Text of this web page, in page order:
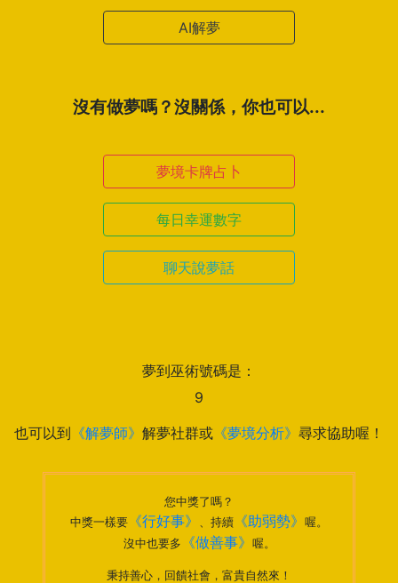
AI解夢
沒有做夢嗎？沒關係，你也可以...
夢境卡牌占卜
每日幸運數字
聊天說夢話
夢到巫術號碼是：
9
也可以到 《解夢師》 解夢社群或 《夢境分析》 尋求協助喔！
您中獎了嗎？
中獎一樣要 《行好事》 、持續 《助弱勢》 喔。
沒中也要多
《做善事》 喔。
秉持善心，回饋社會，富貴自然來！